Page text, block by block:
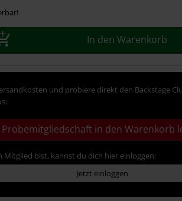
In den Warenkorb
und probiere direkt den Backstage
Probemitgliedschaft in den Warenkorb
Mitglied bist, kannst du dich hier einloggen:
Jetzt einloggen